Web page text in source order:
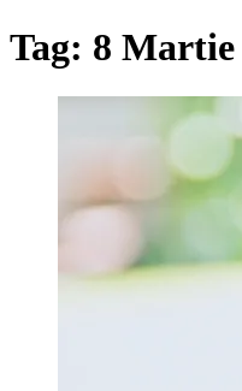
Tag: 8 Martie